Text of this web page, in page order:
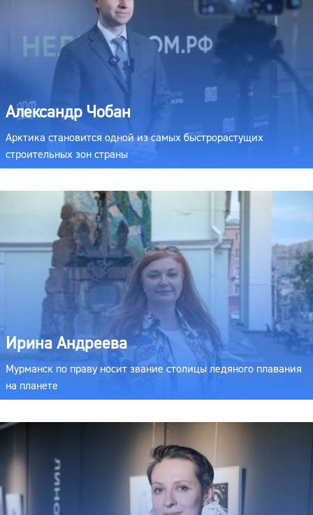
Александр Чобан
Арктика становится одной из самых быстрорастущих
строительных зон страны
Ирина Андреева
Мурманск по праву носит звание столицы ледяного плавания
на планете